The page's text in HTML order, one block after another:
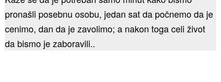
pronašli posebnu osobu, jedan sat da počnemo da je
cenimo, dan da je zavolimo; a nakon toga celi život
da bismo je zaboravili..